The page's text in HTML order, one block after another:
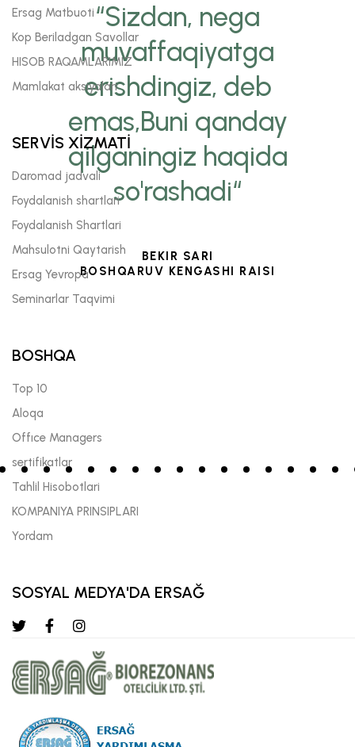
“Sizdan, nega
muvaffaqiyatga
erishdingiz, deb
emas,Buni qanday
qilganingiz haqida
so'rashadi“
BEKIR SARI
BOSHQARUV KENGASHI RAISI
Ersag Matbuoti
Kop Beriladgan Savollar
HISOB RAQAMLARIMIZ
Mamlakat aksiyalari
SERVİS XİZMATİ
Daromad jadvali
Foydalanish shartlari
Foydalanish Shartlari
Mahsulotni Qaytarish
Ersag Yevropa
Seminarlar Taqvimi
BOSHQA
Top 10
Aloqa
Offıce Managers
sertifikatlar
Tahlil Hisobotlari
KOMPANIYA PRINSIPLARI
Yordam
SOSYAL MEDYA'DA ERSAĞ